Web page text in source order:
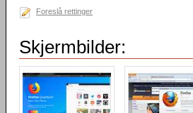
Foreslå rettinger
Skjermbilder: